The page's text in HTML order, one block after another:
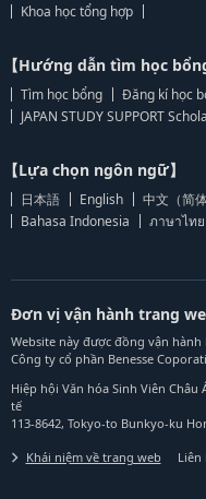
Khoa học tổng hợp
【Hướng dẫn tìm học bổng
Tìm học bổng
Đăng kí học
JAPAN STUDY SUPPORT
【Lựa chọn ngôn ngữ】
日本語 English 中文（简体
Bahasa Indonesia
ภาษาไทย
Đơn vị vận hành trang
Website này được đồng vận hành
Công ty cổ phần Benesse
Hiệp hội Văn hóa Sinh Viên Châu
tế
113-8642, Tokyo-to Bunkyo-ku
Khái niệm về trang web Liên